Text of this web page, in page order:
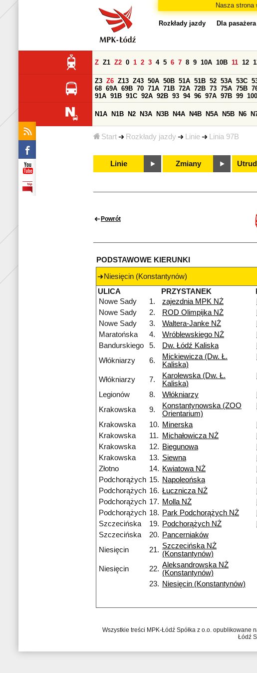
Nasza
Start Rozkłady jazdy Linie Linia 97B
Rozkłady jazdy Dla pasażera
Z Z1 Z2 0 1 2 3 4 5 6 7 8 9 10A 10B 11 12
Z3 Z6 Z13 Z43 50A 50B 51A 51B 52 53A 53C
68 69A 69B 70 71A 71B 72A 72B 73 75A 75B
91A 91B 91C 92A 92B 93 94 96 97A 97B 99 100
N1A N1B N2 N3A N3B N4A N4B N5A N5B N6
Linie Zmiany
Powrót
PODSTAWOWE KIERUNKI
Niesięcin (Konstantynów)
ULICA
PRZYSTANEK
Nowe Sady
1. zajezdnia MPK NŻ
Nowe Sady
2. ROD Olimpijka NŻ
Nowe Sady
3. Waltera-Janke NŻ
Maratońska
4. Wróblewskiego NŻ
Bandurskiego
5. Dw. Łódź Kaliska
Włókniarzy
6.
Mickiewicza (Dw. Ł.
Kaliska)
Włókniarzy 7.
Karolewska (Dw. Ł.
Kaliska)
Legionów 8. Włókniarzy
Krakowska
9.
Konstantynowska (ZOO
Orientarium)
Krakowska 10. Minerska
Krakowska
11. Michałowicza NŻ
Krakowska
12. Biegunowa
Krakowska
13. Siewna
Złotno
14. Kwiatowa NŻ
Podchorążych 15. Napoleońska
Podchorążych 16. Łucznicza NŻ
Podchorążych 17. Molla NŻ
Podchorążych 18. Park Podchorążych NŻ
Szczecińska
19. Podchorążych NŻ
Szczecińska
20. Pancerniaków
Niesięcin
21. Szczecińska NŻ
(Konstantynów)
Niesięcin
22. Aleksandrowska NŻ
(Konstantynów)
23. Niesięcin (Konstantynów)
Wszystkie treści MPK-Łódź Spółka z o.o.
Łódź